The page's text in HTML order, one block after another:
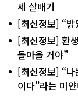
세 살배기
[최신정보] “밝
[최신정보] 환
돌아올 거야”
[최신정보] “
이다”라는 미